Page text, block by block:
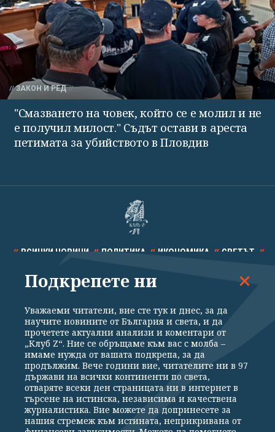
ЗАКОН И РЕД
"Смазването на човек, който се е молил и не
е получил милост." Съдът остави в ареста
петимата за убийството в Пловдив
ВСИЧКИ НОВИНИ ПОЛИТИКА ИКОНОМИКА СВЕТЪТ
СПОРТ КУЛТУРА ТЕХНОЛОГИИ КАЛЕЙДОСКОП
Общи условия
Политика за поверителност
Реклама
Партньори Контакти
За Клуб Z
Екип
Подкрепете ни
Подкрепете ни
Уважаеми читатели, вие сте тук и днес, за да
научите новините от България и света, и да
прочетете актуални анализи и коментари от
„Клуб Z“. Ние се обръщаме към вас с молба –
имаме нужда от вашата подкрепа, за да
продължим. Вече години вие, читателите ни в 97
държави на всички континенти по света,
отваряте всеки ден страницата ни в интернет в
търсене на истинска, независима и качествена
журналистика. Вие можете да допринесете за
нашия стремеж към истината, неприкривана от